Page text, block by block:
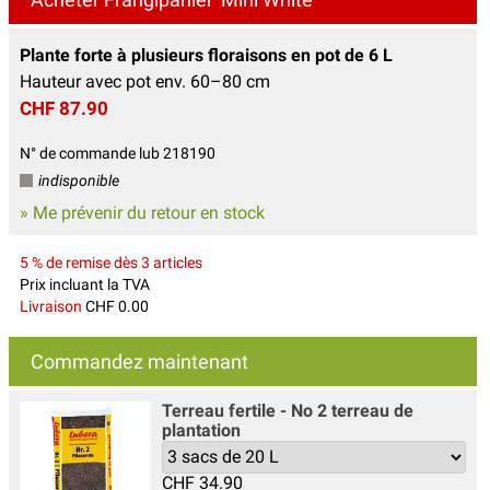
Plante forte à plusieurs floraisons en pot de 6 L
Hauteur avec pot env. 60–80 cm
CHF 87.90
N° de commande lub 218190
indisponible
» Me prévenir du retour en stock
5 % de remise dès 3 articles
Prix incluant la TVA
Livraison CHF 0.00
Commandez maintenant
Terreau fertile - No 2 terreau de
plantation
CHF 34.90